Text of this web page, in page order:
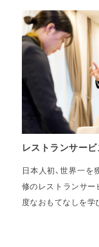
レストランサービ
日本人初、世界一
修のレストランサー
度なおもてなしを学